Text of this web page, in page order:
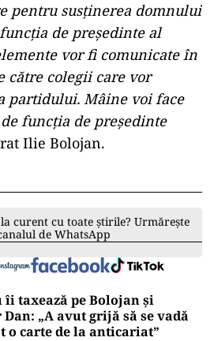
pentru susținerea domnului
de președinte al
vor fi comunicate în
către colegii care vor
partidului. Mâine voi face
funcția de președinte
Ilie Bolojan.
curent cu toate știrile? Urmărește
de WhatsApp
îi taxează pe Bolojan și
„A avut grijă să se vadă
o carte de la anticariat”